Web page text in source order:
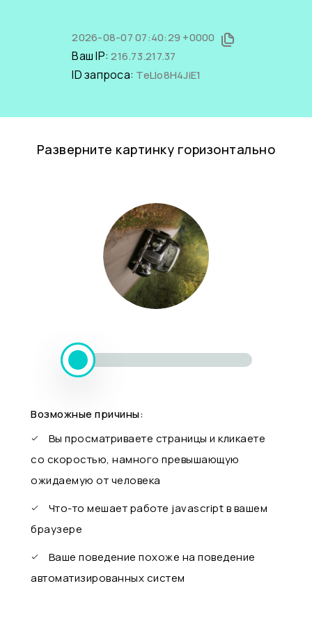
2026-08-07 07:40:29 +0000
Ваш IP:216.73.217.37
ID запроса: TeLlo8H4JiE1
Разверните картинку горизонтально
Возможные причины:
Вы просматриваете страницы и кликаете
со скоростью, намного превышающую
ожидаемую от человека
Что-то мешает работе javascript в вашем
браузере
Ваше поведение похоже на поведение
автоматизированных систем